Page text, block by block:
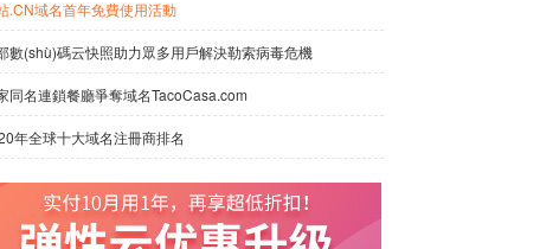
.CN域名首年免費使用活動
數(shù)碼云快照助力眾多用戶解決勒索病毒危機
同名連鎖餐廳爭奪域名TacoCasa.com
年全球十大域名注冊商排名